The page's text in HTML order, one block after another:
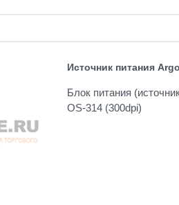
Источник питания
Блок питания
OS-314 (300dpi)